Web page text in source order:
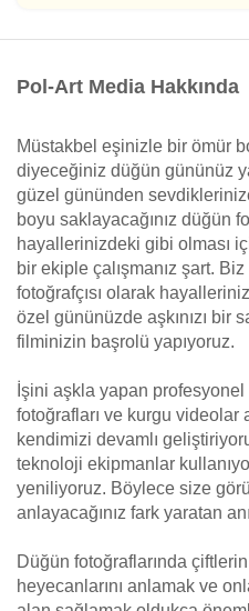
Pol-Art Media Hakkında
Müstakbel eşinizle bir ömür
diyeceğiniz düğün gününüz
güzel gününden
boyu saklayacağınız düğün
hayallerinizdeki gibi olması
bir ekiple çalışmanız şart.
fotoğrafçısı olarak
özel gününüzde aşkınızı bir
filminizin başrolü yapıyoruz.
İşini aşkla yapan
fotoğrafları ve kurgu videolar
kendimizi devamlı
teknoloji ekipmanlar
yeniliyoruz. Böylece size
anlayacağınız fark yaratan
Düğün fotoğraflarında çiftlerin
heyecanlarını anlamak ve